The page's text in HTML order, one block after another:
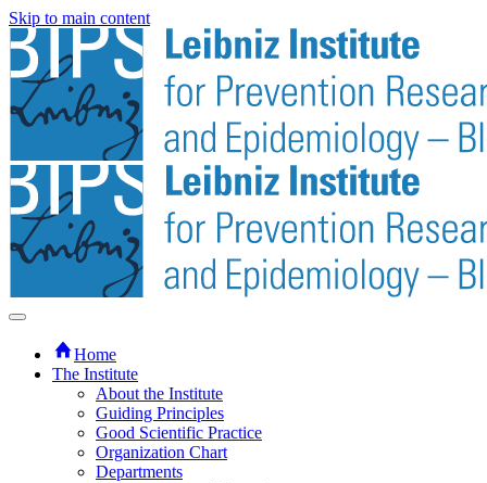
Skip to main content
Home
The Institute
About the Institute
Guiding Principles
Good Scientific Practice
Organization Chart
Departments